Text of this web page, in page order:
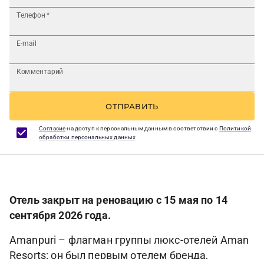
Телефон *
E-mail
Комментарий
ОТПРАВИТЬ
Согласиена доступ к персональным данным в соответствии с Политикой
обработки персональных данных
Отель закрыт на реновацию с 15 мая по 14
сентября 2026 года.
Amanpuri – флагман группы люкс-отелей Aman
Resorts: он был первым отелем бренда,